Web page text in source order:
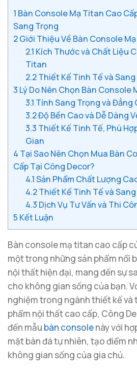
1 Bàn Console Mạ Titan Cao
Sang Trọng
2Giới Thiệu Về Bàn Console
2.1 Kích Thước và Chất Liệu
Titan
2.2Thiết Kế Tinh Tế và
3 Lý Do Nên Chọn Bàn Console
3.1 Tính Sang Trọng và Đẳng
3.2Độ Bền Cao và Dễ Dàng
3.3 Thiết Kế Tinh Tế, Phù
Gian
4 Tại Sao Nên Chọn Mua Bàn
Cấp Tại Công Decor?
4.1Sản Phẩm Chất Lượng
4.2Thiết Kế Tinh Tế và
4.3 Dịch Vụ Tư Vấn và Thi
5 Kết Luận
Bàn console mạ titan cao cấp
một trong những sản phẩm nổi
nội thất hiện đại, mang đến sự
cho không gian sống của bạn.
nghiệm trong ngành thiết kế và
phẩm nội thất cao cấp, Công
đến mẫu bàn consolenày với
mặt bàn đá tự nhiên, tạo điểm
không gian sống của gia chủ.